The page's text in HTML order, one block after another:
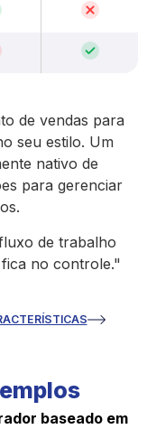
de vendas para
seu estilo. Um
nativo de
para gerenciar
de trabalho
no controle."
baseado em